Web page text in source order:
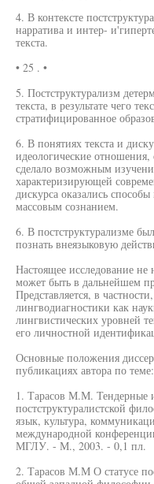
4. В контексте
нарратива и интер-
текста.
• 25 . •
5. Постструктурализм
текста, в результате чего
стратифицированное
6. В понятиях текста и
идеологические
сделало возможным
характеризирующей
дискурса оказались
массовым сознанием.
6. В постструктурализме
познать внеязыковую
Настоящее исследование
может быть в дальнейшем
Представляется, в
лингводиагностики как
лингвистических уровней
его личностной
Основные положения
публикациях автора по теме:
1. Тарасов М.М. Тендерные
постструктуралистской
язык, культура,
международной
МГЛУ. - М., 2003. - 0,1 пл.
2. Тарасов М.М О статусе